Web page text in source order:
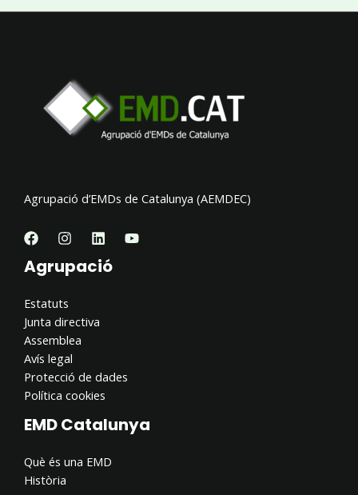
Agrupació d’EMDs de Catalunya (AEMDEC)
Agrupació
Estatuts
Junta directiva
Assemblea
Avís legal
Protecció de dades
Política cookies
EMD Catalunya
Què és una EMD
Història